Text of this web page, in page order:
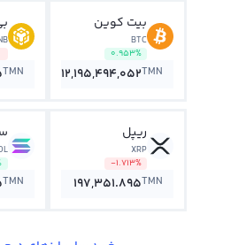
بیت کوین
BTC
0.953%
12,195,494,052TMN
TMN
ریپل
XRP
-1.713%
197,351.895TMN
TMN